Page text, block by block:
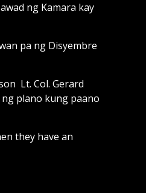
ng Kamara kay
pa ng Disyembre
Lt. Col. Gerard
plano kung paano
they have an